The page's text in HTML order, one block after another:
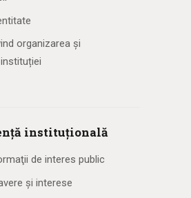
organizarea și
instituțională
de interes public
și interese